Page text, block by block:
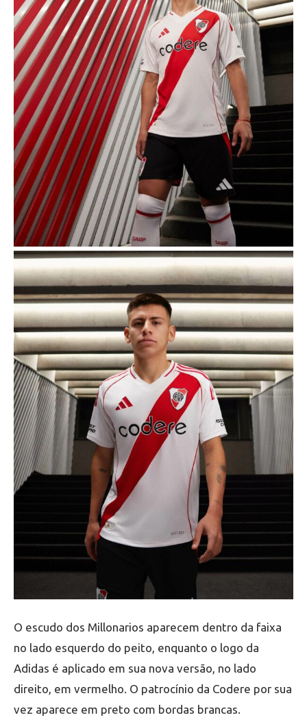
O escudo dos Millonarios aparecem dentro da faixa
no lado esquerdo do peito, enquanto o logo da
Adidas é aplicado em sua nova versão, no lado
direito, em vermelho. O patrocínio da Codere por sua
vez aparece em preto com bordas brancas.